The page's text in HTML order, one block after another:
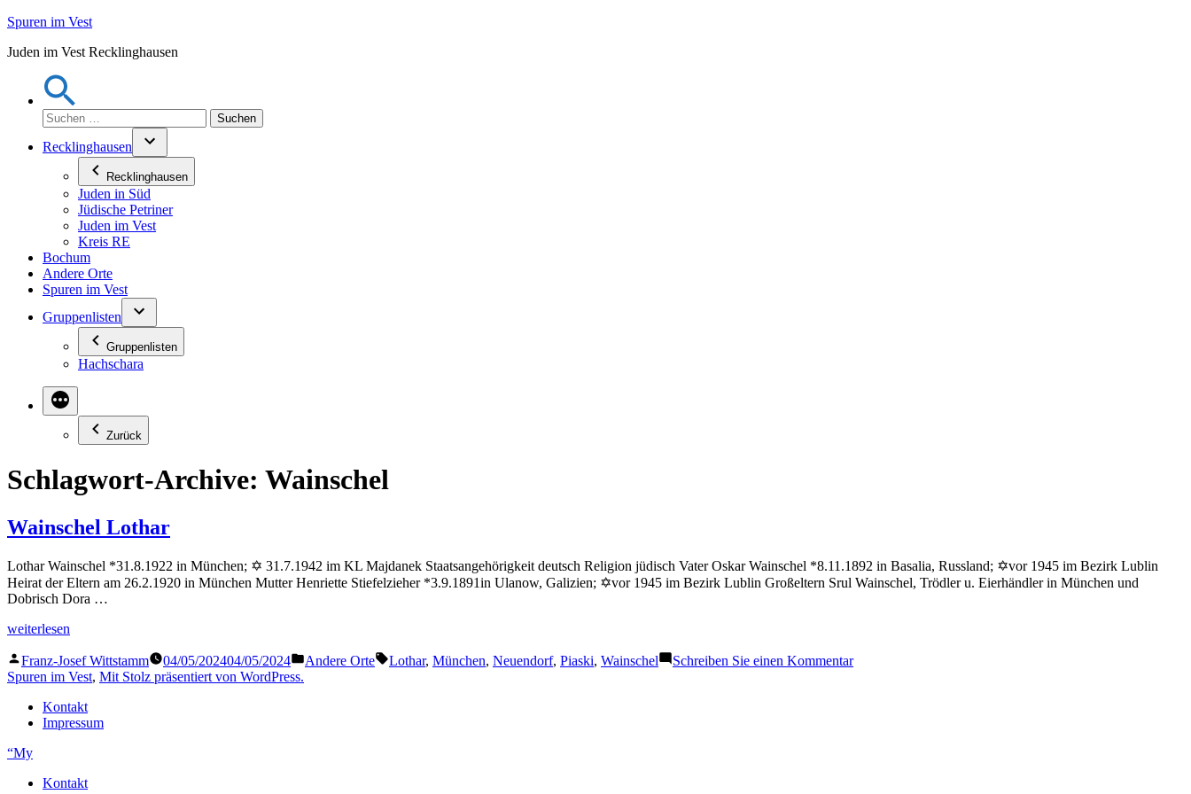
Zum
springen
Spuren im Vest
Juden im Vest Recklinghausen
Suchen
nach:
Recklinghausen
Recklinghausen
Juden in Süd
Jüdische Petriner
Juden im Vest
Kreis RE
Bochum
Andere Orte
Spuren im Vest
Gruppenlisten
Gruppenlisten
Hachschara
Zurück
Schlagwort-Archive: Wainschel
Wainschel Lothar
Lothar Wainschel *31.8.1922 in München; ✡ 31.7.1942 im KL Majdanek Staatsangehörigkeit deutsch Religion jüdisch Vater Oskar Wainschel *8.11.1892 in Basalia, Russland; ✡vor 1945 im Bezirk Lublin
Heirat der Eltern am 26.2.1920 in München Mutter Henriette Stiefelzieher *3.9.1891in Ulanow, Galizien; ✡vor 1945 im Bezirk Lublin Großeltern Srul Wainschel, Trödler u. Eierhändler in München und
Dobrisch Dora …
„Wainschel
weiterlesen
Veröffentlicht
von
Franz-Josef Wittstamm 04/05/202404/05/2024
Veröffentlicht
Andere Orte Schlagwörter:
Lothar, München, Neuendorf, Piaski, Wainschel Schreiben Sie einen Kommentarzu
Spuren im Vest, Mit Stolz präsentiert von WordPress.
Kontakt
Impressum
“My
Kontakt